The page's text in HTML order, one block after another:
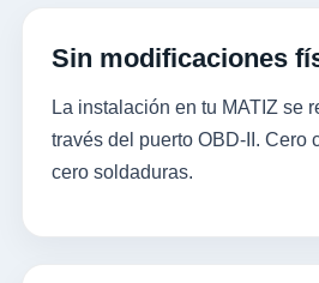
Sin modificaciones
La instalación en tu MATIZ se
través del puerto OBD-II. Cero
cero soldaduras.